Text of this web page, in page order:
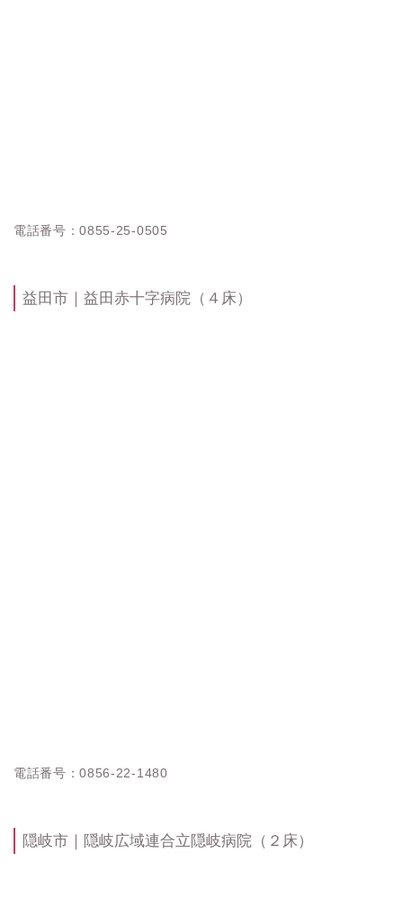
電話番号：0855-25-0505
益田市｜益田赤十字病院（４床）
電話番号：0856-22-1480
隠岐市｜隠岐広域連合立隠岐病院（２床）